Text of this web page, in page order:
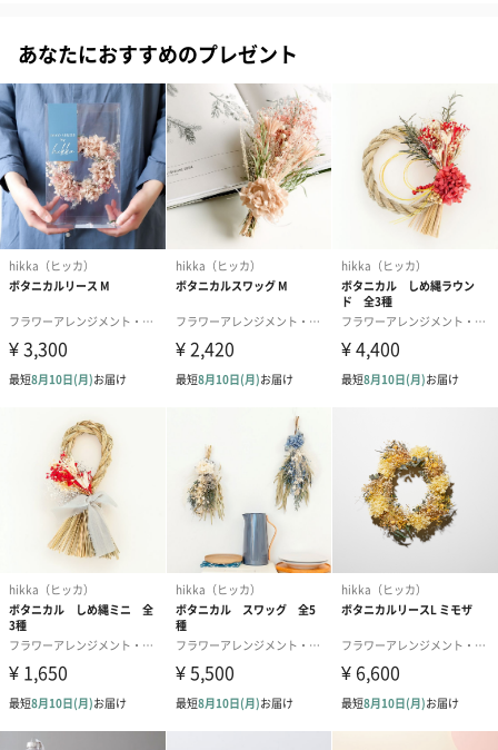
5種類からお選びいただけます
RED
PINK
GREEN
PURPLE
WHITE
お花をより気軽に日々の暮らしに
お花をより気軽に日々の暮らしに取り入れられるように、という
想いからお正月飾りも生まれました。引っ掛けることができるよ
うになっていますので、お好きな場所に掛けて良いお年をお迎え
ください。こちらの商品は割とボリュームがあるので、特に玄関
や門などに飾っていただけると華やかになります。
あなたにおすすめのプレゼント